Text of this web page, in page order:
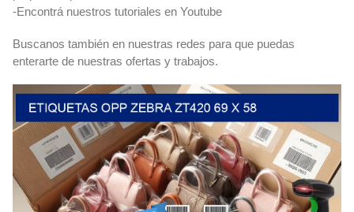
-Encontrá nuestros tutoriales en Youtube
Buscanos también en nuestras redes para que puedas
enterarte de nuestras ofertas y trabajos.